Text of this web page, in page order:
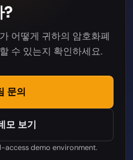
?
어떻게 귀하의 암호화폐
수 있는지 확인하세요.
문의
모 보기
access demo environment.